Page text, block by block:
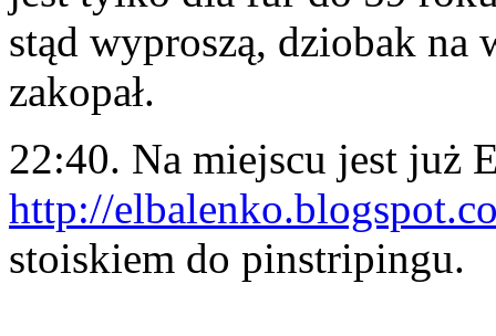
stąd wyproszą, dziobak na
zakopał.
22:40. Na miejscu jest już
http://
stoiskiem do pinstripingu.